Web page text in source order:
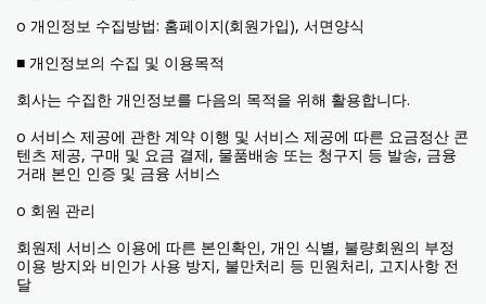
ο 개인정보 수집방법: 홈페이지(회원가입), 서면양식
■ 개인정보의 수집 및 이용목적
회사는 수집한 개인정보를 다음의 목적을 위해 활용합니다.
ο 서비스 제공에 관한 계약 이행 및 서비스 제공에 따른 요금정산 콘
텐츠 제공, 구매 및 요금 결제, 물품배송 또는 청구지 등 발송, 금융
거래 본인 인증 및 금융 서비스
ο 회원 관리
회원제 서비스 이용에 따른 본인확인, 개인 식별, 불량회원의 부정
이용 방지와 비인가 사용 방지, 불만처리 등 민원처리, 고지사항 전
달